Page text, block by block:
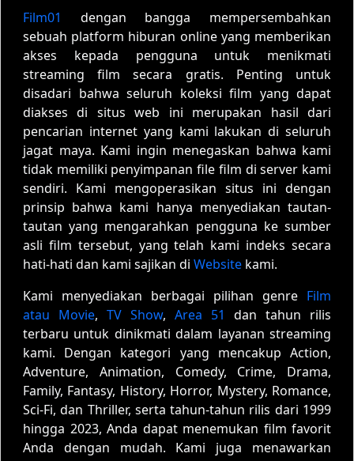
Film01
dengan bangga mempersembahkan
sebuah platform hiburan online yang memberikan
akses kepada pengguna untuk menikmati
streaming film secara gratis. Penting untuk
disadari bahwa seluruh koleksi film yang dapat
diakses di situs web ini merupakan hasil dari
pencarian internet yang kami lakukan di seluruh
jagat maya. Kami ingin menegaskan bahwa kami
tidak memiliki penyimpanan file film di server kami
sendiri. Kami mengoperasikan situs ini dengan
prinsip bahwa kami hanya menyediakan tautan-
tautan yang mengarahkan pengguna ke sumber
asli film tersebut, yang telah kami indeks secara
hati-hati dan kami sajikan di Website kami.
Kami menyediakan berbagai pilihan genre Film
atau Movie, TV Show, Area 51
dan tahun rilis
terbaru untuk dinikmati dalam layanan streaming
kami. Dengan kategori yang mencakup Action,
Adventure, Animation, Comedy, Crime, Drama,
Family, Fantasy, History, Horror, Mystery, Romance,
Sci-Fi, dan Thriller, serta tahun-tahun rilis dari 1999
hingga 2023, Anda dapat menemukan film favorit
Anda dengan mudah. Kami juga menawarkan